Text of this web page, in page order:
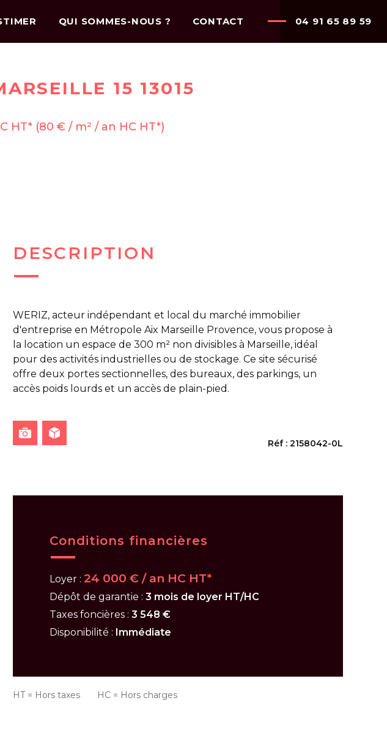
QUI SOMMES-NOUS ? CONTACT 04 91 65 89 59
15 13015
HT* (80 € / m² / an HC HT*)
DESCRIPTION
WERIZ, acteur indépendant et local du marché immobilier
d'entreprise en Métropole Aix Marseille Provence, vous propose à
la location un espace de 300 m² non divisibles à Marseille, idéal
pour des activités industrielles ou de stockage. Ce site sécurisé
offre deux portes sectionnelles, des bureaux, des parkings, un
accès poids lourds et un accès de plain-pied.
Réf : 2158042-0L
Conditions financières
Loyer : 24 000 € / an HC HT*
Dépôt de garantie : 3 mois de loyer HT/HC
Taxes foncières : 3 548 €
Disponibilité : Immédiate
HT = Hors taxes HC = Hors charges